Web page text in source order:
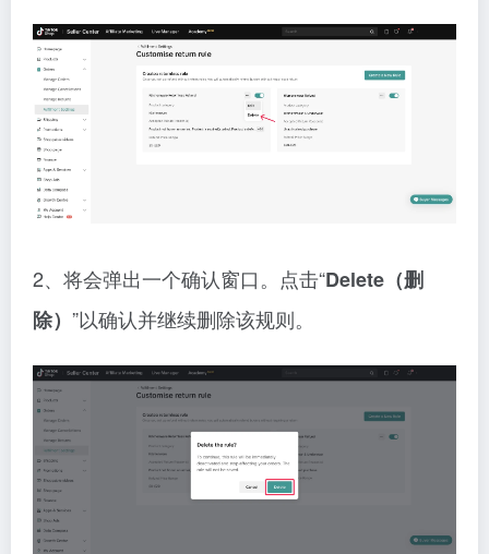
2、将会弹出一个确认窗口。点击“Delete（删
除） ”以确认并继续删除该规则。